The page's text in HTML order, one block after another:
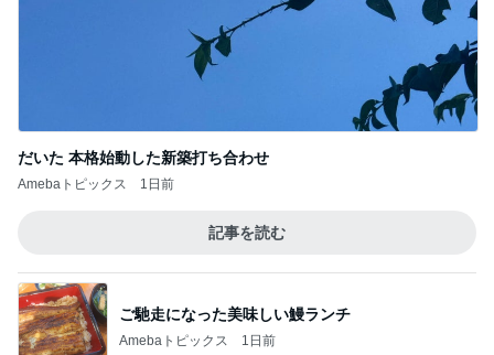
だいた 本格始動した新築打ち合わせ
Amebaトピックス 1日前
記事を読む
ご馳走になった美味しい鰻ランチ
Amebaトピックス 1日前